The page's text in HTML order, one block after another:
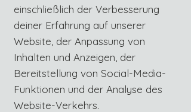
einschließlich der Verbesserung
deiner Erfahrung auf unserer
Website, der Anpassung von
Inhalten und Anzeigen, der
Bereitstellung von Social-Media-
Funktionen und der Analyse des
Website-Verkehrs.